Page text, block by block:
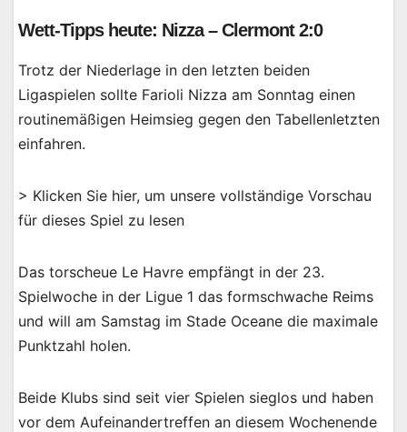
Wett-Tipps heute: Nizza – Clermont 2:0
Trotz der Niederlage in den letzten beiden
Ligaspielen sollte Farioli Nizza am Sonntag einen
routinemäßigen Heimsieg gegen den Tabellenletzten
einfahren.
> Klicken Sie hier, um unsere vollständige Vorschau
für dieses Spiel zu lesen
Das torscheue Le Havre empfängt in der 23.
Spielwoche in der Ligue 1 das formschwache Reims
und will am Samstag im Stade Oceane die maximale
Punktzahl holen.
Beide Klubs sind seit vier Spielen sieglos und haben
vor dem Aufeinandertreffen an diesem Wochenende